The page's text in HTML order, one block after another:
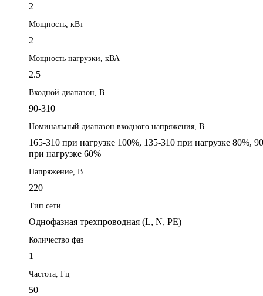
2
Мощность, кВт
2
Мощность нагрузки, кВА
2.5
Входной диапазон, В
90-310
Номинальный диапазон входного напряжения, В
165-310 при нагрузке 100%, 135-310 при нагрузке 80%,
при нагрузке 60%
Напряжение, В
220
Тип сети
Однофазная трехпроводная (L, N, PE)
Количество фаз
1
Частота, Гц
50